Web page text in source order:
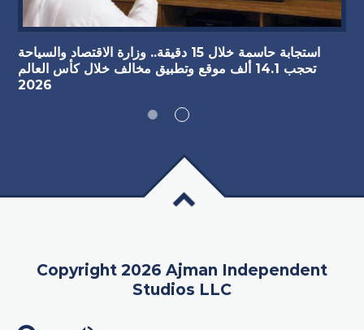
استجابة حاسمة خلال 15 دقيقة.. وزارة الاقتصاد والسياحة
تحجب 14.1 ألف موقع وتطبيق مخالف خلال كأس العالم
2026
Copyright 2026 Ajman Independent
Studios LLC